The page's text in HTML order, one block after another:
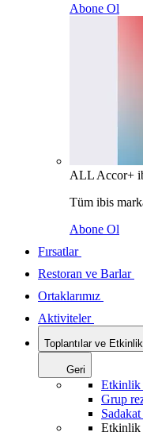
Abone Ol
ALL Accor+
Tüm ibis
Abone Ol
Fırsatlar
Restoran ve Barlar
Ortaklarımız
Aktiviteler
Toplantılar ve
Geri
Etkinlik
Grup
Sadakat
Etkinlik